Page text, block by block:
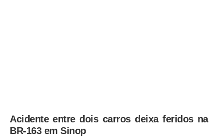
Acidente entre dois carros deixa feridos na
BR-163 em Sinop